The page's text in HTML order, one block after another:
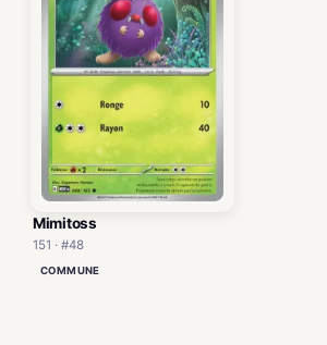
Mimitoss
151 · #48
COMMUNE